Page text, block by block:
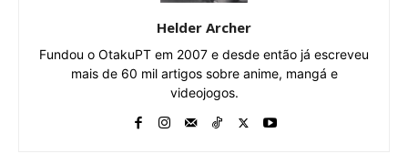
Helder Archer
Fundou o OtakuPT em 2007 e desde então já escreveu
mais de 60 mil artigos sobre anime, mangá e
videojogos.